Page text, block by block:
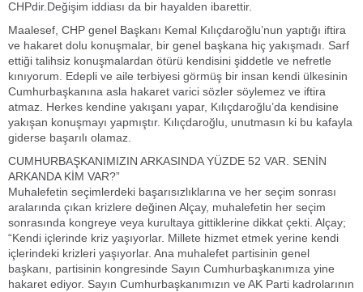
CHPdir.Değişim iddiası da bir hayalden ibarettir.
Maalesef, CHP genel Başkanı Kemal Kılıçdaroğlu’nun yaptığı iftira
ve hakaret dolu konuşmalar, bir genel başkana hiç yakışmadı. Sarf
ettiği talihsiz konuşmalardan ötürü kendisini şiddetle ve nefretle
kınıyorum. Edepli ve aile terbiyesi görmüş bir insan kendi ülkesinin
Cumhurbaşkanına asla hakaret varici sözler söylemez ve iftira
atmaz. Herkes kendine yakışanı yapar, Kılıçdaroğlu’da kendisine
yakışan konuşmayı yapmıştır. Kılıçdaroğlu, unutmasın ki bu kafayla
giderse başarılı olamaz.
CUMHURBAŞKANIMIZIN ARKASINDA YÜZDE 52 VAR. SENİN
ARKANDA KİM VAR?”
Muhalefetin seçimlerdeki başarısızlıklarına ve her seçim sonrası
aralarında çıkan krizlere değinen Alçay, muhalefetin her seçim
sonrasında kongreye veya kurultaya gittiklerine dikkat çekti. Alçay;
“Kendi içlerinde kriz yaşıyorlar. Millete hizmet etmek yerine kendi
içlerindeki krizleri yaşıyorlar. Ana muhalefet partisinin genel
başkanı, partisinin kongresinde Sayın Cumhurbaşkanımıza yine
hakaret ediyor. Sayın Cumhurbaşkanımızın ve AK Parti kadrolarının